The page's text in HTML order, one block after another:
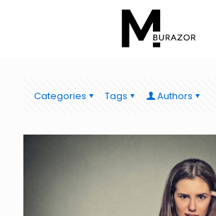
Categories Tags Authors